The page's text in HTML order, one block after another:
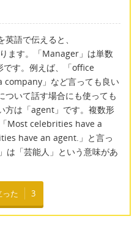
英語で伝えると、
ます。「Manager」は単数
す。例えば、「office
」など言っても良い
ついて話す場合にも使っても
方は「agent」です。複数形
Most celebrities have a
have an agent.」と言っ
は「芸能人」という意味があ
った 3